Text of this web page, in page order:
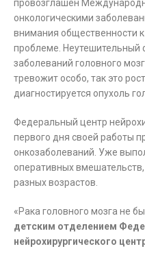
провозглашен
онкологическими
внимания общественности к
проблеме. Неутешительный
заболеваний головного
тревожит особо, так это
диагностируется опухоль
Федеральный центр
первого дня своей работы
онкозаболеваний. Уже
оперативных
разных возрастов.
«Рака головного мозга не
детским отделением
нейрохирургического